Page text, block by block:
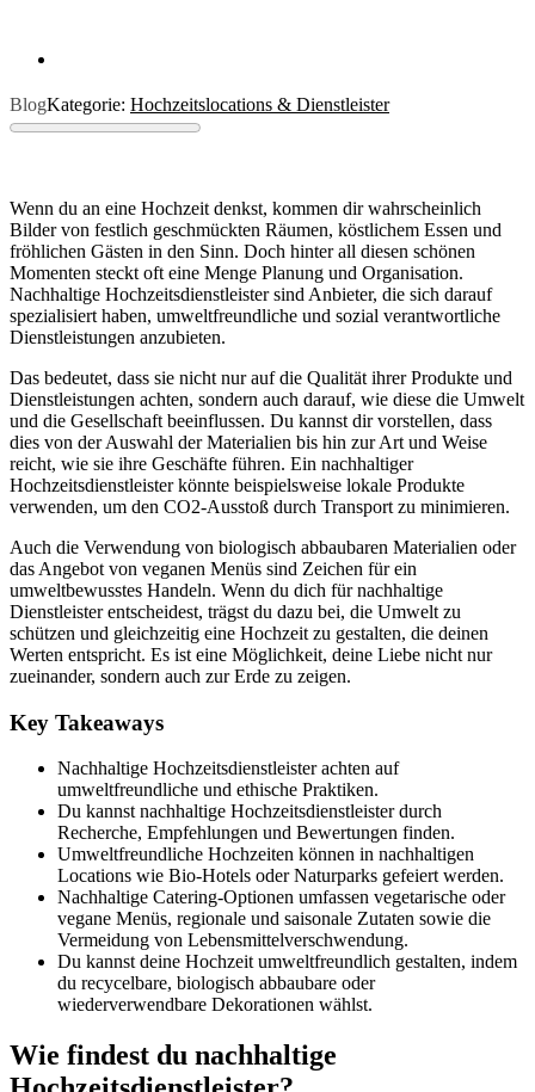
BlogKategorie: Hochzeitslocations & Dienstleister
Wenn du an eine Hochzeit denkst, kommen dir wahrscheinlich
Bilder von festlich geschmückten Räumen, köstlichem Essen und
fröhlichen Gästen in den Sinn. Doch hinter all diesen schönen
Momenten steckt oft eine Menge Planung und Organisation.
Nachhaltige Hochzeitsdienstleister sind Anbieter, die sich darauf
spezialisiert haben, umweltfreundliche und sozial verantwortliche
Dienstleistungen anzubieten.
Das bedeutet, dass sie nicht nur auf die Qualität ihrer Produkte und
Dienstleistungen achten, sondern auch darauf, wie diese die Umwelt
und die Gesellschaft beeinflussen. Du kannst dir vorstellen, dass
dies von der Auswahl der Materialien bis hin zur Art und Weise
reicht, wie sie ihre Geschäfte führen. Ein nachhaltiger
Hochzeitsdienstleister könnte beispielsweise lokale Produkte
verwenden, um den CO2-Ausstoß durch Transport zu minimieren.
Auch die Verwendung von biologisch abbaubaren Materialien oder
das Angebot von veganen Menüs sind Zeichen für ein
umweltbewusstes Handeln. Wenn du dich für nachhaltige
Dienstleister entscheidest, trägst du dazu bei, die Umwelt zu
schützen und gleichzeitig eine Hochzeit zu gestalten, die deinen
Werten entspricht. Es ist eine Möglichkeit, deine Liebe nicht nur
zueinander, sondern auch zur Erde zu zeigen.
Key Takeaways
Nachhaltige Hochzeitsdienstleister achten auf
umweltfreundliche und ethische Praktiken.
Du kannst nachhaltige Hochzeitsdienstleister durch
Recherche, Empfehlungen und Bewertungen finden.
Umweltfreundliche Hochzeiten können in nachhaltigen
Locations wie Bio-Hotels oder Naturparks gefeiert werden.
Nachhaltige Catering-Optionen umfassen vegetarische oder
vegane Menüs, regionale und saisonale Zutaten sowie die
Vermeidung von Lebensmittelverschwendung.
Du kannst deine Hochzeit umweltfreundlich gestalten, indem
du recycelbare, biologisch abbaubare oder
wiederverwendbare Dekorationen wählst.
Wie findest du nachhaltige